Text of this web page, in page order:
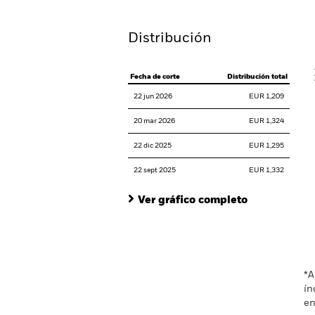
Distribución
Fecha de corte Distribución total
22 jun 2026 EUR 1,209
20 mar 2026 EUR 1,324
22 dic 2025 EUR 1,295
22 sept 2025 EUR 1,332
Ver gráfico completo